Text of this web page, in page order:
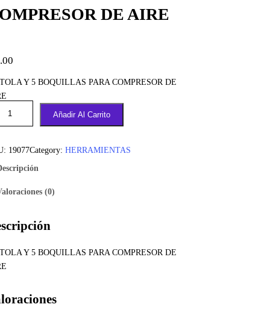
DE AIRE
Y 5 BOQUILLAS PARA COMPRESOR DE
Añadir Al Carrito
19077Category: HERRAMIENTAS
(0)
Y 5 BOQUILLAS PARA COMPRESOR DE